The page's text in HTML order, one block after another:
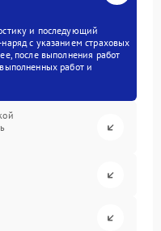
и последующий
с указанием страховых
после выполнения работ
работ и